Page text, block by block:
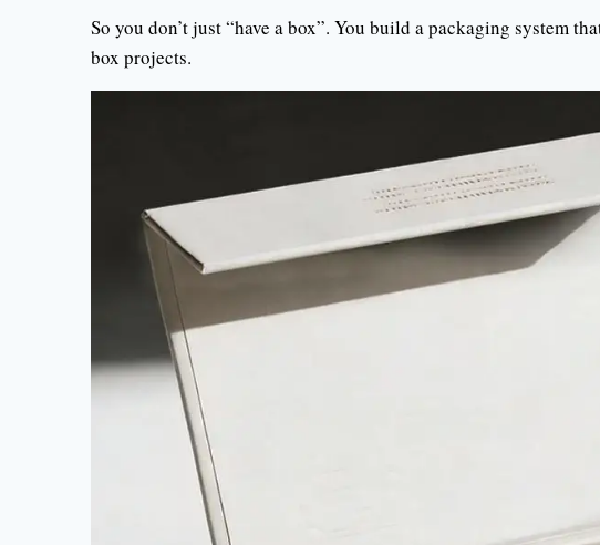
So you don’t just “have a box”. You build a packaging system
box projects.